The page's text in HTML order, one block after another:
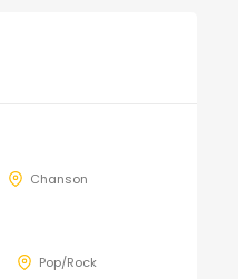
Chanson
Pop/Rock